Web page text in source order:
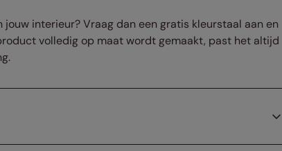
interieur? Vraag dan een gratis kleurstaal aan en
volledig op maat wordt gemaakt, past het altijd